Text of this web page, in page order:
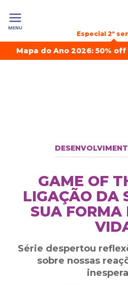
MENU
Especial 2º
Mapa do Ano 2026: 50% off
GAME OF
LIGAÇÃO DA
SUA FORMA
Série despertou
sobre nossas